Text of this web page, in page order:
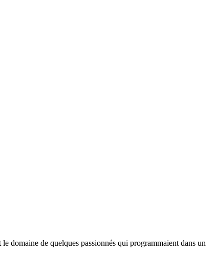
domaine de quelques passionnés qui programmaient dans un